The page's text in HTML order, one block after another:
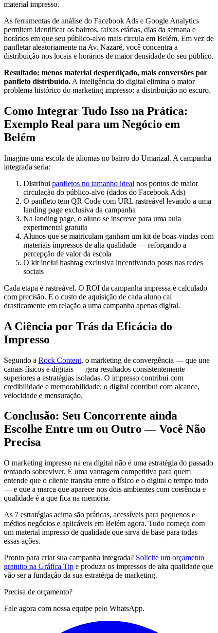
material impresso.
As ferramentas de análise do Facebook Ads e Google Analytics
permitem identificar os bairros, faixas etárias, dias da semana e
horários em que seu público-alvo mais circula em Belém. Em vez de
panfletar aleatoriamente na Av. Nazaré, você concentra a
distribuição nos locais e horários de maior densidade do seu público.
Resultado: menos material desperdiçado, mais conversões por
panfleto distribuído. A inteligência do digital elimina o maior
problema histórico do marketing impresso: a distribuição no escuro.
Como Integrar Tudo Isso na Prática:
Exemplo Real para um Negócio em
Belém
Imagine uma escola de idiomas no bairro do Umarizal. A campanha
integrada seria:
Distribui panfletos no tamanho ideal nos pontos de maior
circulação do público-alvo (dados do Facebook Ads)
O panfleto tem QR Code com URL rastreável levando a uma
landing page exclusiva da campanha
Na landing page, o aluno se inscreve para uma aula
experimental gratuita
Alunos que se matriculam ganham um kit de boas-vindas com
materiais impressos de alta qualidade — reforçando a
percepção de valor da escola
O kit inclui hashtag exclusiva incentivando posts nas redes
sociais
Cada etapa é rastreável. O ROI da campanha impressa é calculado
com precisão. E o custo de aquisição de cada aluno cai
drasticamente em relação a uma campanha apenas digital.
A Ciência por Trás da Eficácia do
Impresso
Segundo a Rock Content, o marketing de convergência — que une
canais físicos e digitais — gera resultados consistentemente
superiores a estratégias isoladas. O impresso contribui com
credibilidade e memorabilidade; o digital contribui com alcance,
velocidade e mensuração.
Conclusão: Seu Concorrente ainda
Escolhe Entre um ou Outro — Você Não
Precisa
O marketing impresso na era digital não é uma estratégia do passado
tentando sobreviver. É uma vantagem competitiva para quem
entende que o cliente transita entre o físico e o digital o tempo todo
— e que a marca que aparece nos dois ambientes com coerência e
qualidade é a que fica na memória.
As 7 estratégias acima são práticas, acessíveis para pequenos e
médios negócios e aplicáveis em Belém agora. Tudo começa com
um material impresso de qualidade que sirva de base para todas
essas ações.
Pronto para criar sua campanha integrada? Solicite um orçamento
gratuito na Gráfica Tip e produza os impressos de alta qualidade que
vão ser a fundação da sua estratégia de marketing.
Precisa de orçamento?
Fale agora com nossa equipe pelo WhatsApp.